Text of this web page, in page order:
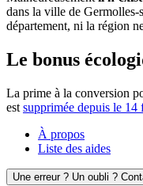
dans la ville de
département, ni la région
Le bonus
La prime à la conversion
est supprimée depuis le 14
À propos
Liste des aides
Une erreur ? Un oubli ?